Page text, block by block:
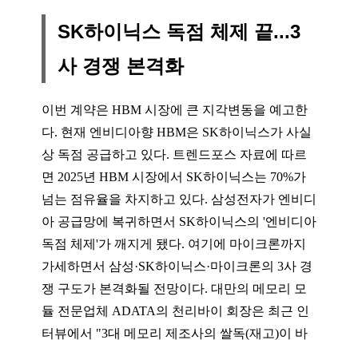
SK하이닉스 독점 체제 끝...3
사 경쟁 본격화
이번 계약은 HBM 시장에 큰 지각변동을 예고한
다. 현재 엔비디아향 HBM은 SK하이닉스가 사실
상 독점 공급하고 있다. 트렌드포스 자료에 따르
면 2025년 HBM 시장에서 SK하이닉스는 70%가
넘는 점유율을 차지하고 있다. 삼성전자가 엔비디
아 공급망에 복귀하면서 SK하이닉스의 '엔비디아
독점 체제'가 깨지게 됐다. 여기에 마이크론까지
가세하면서 삼성·SK하이닉스·마이크론의 3사 경
쟁 구도가 본격화될 전망이다. 대만의 메모리 모
듈 전문업체 ADATA의 천리바이 회장은 최근 인
터뷰에서 "3대 메모리 제조사의 쌀독(재고)이 바